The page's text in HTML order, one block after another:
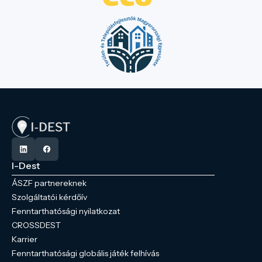
I-Dest
ÁSZF partnereknek
Szolgáltatói kérdőív
Fenntarthatósági nyilatkozat
CROSSDEST
Karrier
Fenntarthatósági globális játék felhívás